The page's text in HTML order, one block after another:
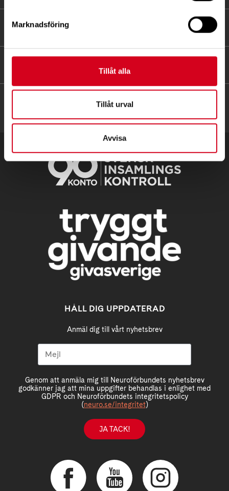
Marknadsföring
Tillåt alla
Tillåt urval
Avvisa
FÖR MEDLEMMAR
HÅLL DIG UPPDATERAD
Anmäl dig till vårt nyhetsbrev
Genom att anmäla mig till Neuroförbundets nyhetsbrev
godkänner jag att mina uppgifter behandlas i enlighet med
GDPR och Neuroförbundets integritetspolicy
(neuro.se/integritet)
JA TACK!